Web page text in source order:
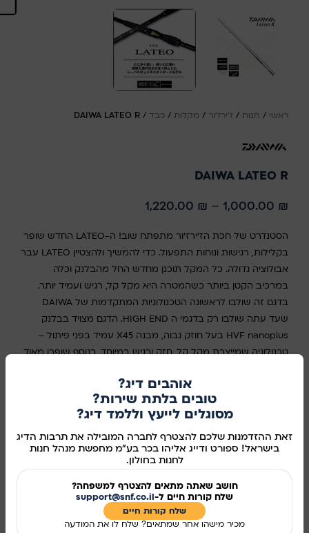
אוהבים דיג?
טובים בלתת שירות?
מסוגלים לייעץ וללמד דיג?
זאת ההזדמנות שלכם להצטרף לחברה המובילה את תרבות הדיג
בישראל! ספורט ודייג אליהו בכר בע"מ מחפשת מנהל חנות
לחנות בחולון.
חושב שאתה מתאים להצטרף למשפחה?
שלח קורות חיים ל-support@snf.co.il
שלח קורות חיים​
מכיר מישהו אחר שמתאים? שלח לו את המודעה
ראשי / חנות / ז'ירז'ור / מקלות / כבד /
DAIWA LATEO R
DAIWA LATEO R
1,000.00 ₪
–
1,220.00 ₪
הסטנדרט של חכת הז'ירז'ור מתפתח שוב! ה-LATEO החדש שופר
בקלילות, רגישות ונוחות התפעול. כדי להמשיך ולהצטיין LATEO עבר
אבולוציה גדולה. כל המקל תוכנן מחדש החל מהבלנק וכלה
במרכיב הקטן ביותר כשהמטרה היא מקל קל, רגיש ועמיד יותר.
בדגם זה שולבו לראשונה הטכנולוגיות המתקדמות של DAIWA
שעד עתה שולבו רק בדגמי ה HIGH END. הדגם מצויד בבלנק
HVF nanoplus בעל חוזק גבוה, מבנה X45 עמיד בפני פיתול –
טכנולוגיה שמייצרת מקל קל, חזק ורגיש במיוחד. בנוסף שופרו מאוד
ביצועים של סדרות העלית במחיר סביר ונותן מענה לכל מי שרוצה
איכות חסרת פשרות במחיר נוח.
סוג
הוספה לסל